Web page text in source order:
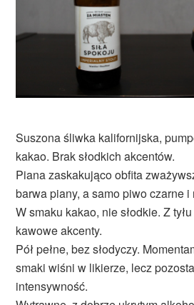
Suszona śliwka kalifornijska,
kakao. Brak słodkich akcentów.
Piana zaskakująco obfita
barwa piany, a samo piwo czarne i
W smaku kakao, nie słodkie. Z
kawowe akcenty.
Pół pełne, bez słodyczy.
smaki wiśni w likierze, lecz
intensywność.